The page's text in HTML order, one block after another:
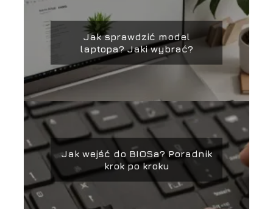
Jak sprawdzić model
laptopa? Jaki wybrać?
Jak wejść do BIOSa? Poradnik
krok po kroku